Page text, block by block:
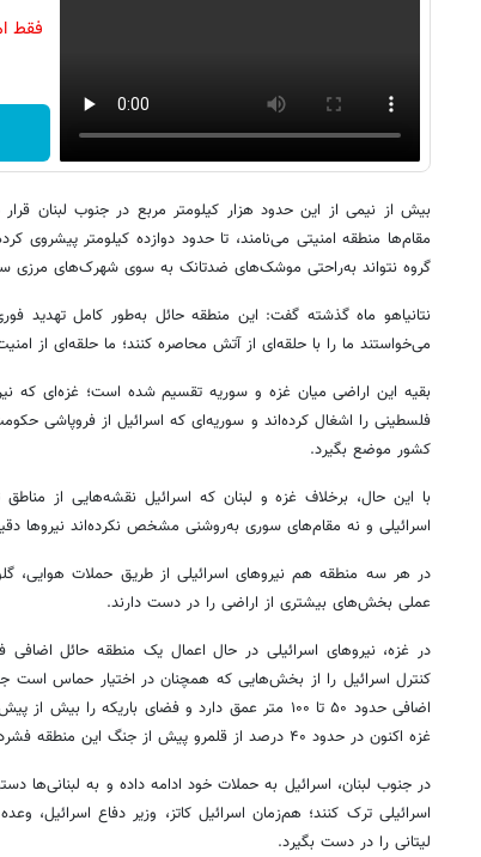
بیش از نیمی از این حدود هزار کیلومتر مربع در جنوب لبنان قرار
مقام‌ها منطقه امنیتی می‌نامند، تا حدود دوازده کیلومتر پیشروی
گروه نتواند به‌راحتی موشک‌های ضدتانک به سوی شهرک‌های مرزی
نتانیاهو ماه گذشته گفت: این منطقه حائل به‌طور کامل تهدید
می‌خواستند ما را با حلقه‌ای از آتش محاصره کنند؛ ما حلقه‌ای از
بقیه این اراضی میان غزه و سوریه تقسیم شده است؛ غزه‌ای که
فلسطینی را اشغال کرده‌اند و سوریه‌ای که اسرائیل از فروپاشی
کشور موضع بگیرد.
با این حال، برخلاف غزه و لبنان که اسرائیل نقشه‌هایی از
اسرائیلی و نه مقام‌های سوری به‌روشنی مشخص نکرده‌اند نیروها
در هر سه منطقه هم نیروهای اسرائیلی از طریق حملات هوایی،
عملی بخش‌های بیشتری از اراضی را در دست دارند.
در غزه، نیروهای اسرائیلی در حال اعمال یک منطقه حائل
کنترل اسرائیل را از بخش‌هایی که همچنان در اختیار حماس
اضافی حدود ۵۰ تا ۱۰۰ متر عمق دارد و فضای
غزه اکنون در حدود ۴۰ درصد از قلمرو پیش از جنگ این منطقه فشرده شده‌اند.
در جنوب لبنان، اسرائیل به حملات خود ادامه داده و به لبنانی‌ها
اسرائیلی ترک کنند؛ هم‌زمان اسرائیل کاتز، وزیر دفاع اسرائیل،
لیتانی را در دست بگیرد.